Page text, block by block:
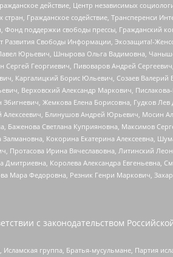
действие, Центр независимых
Гражданское содействие, Трансперенси
поддержки свободы прессы, Гражданский
Развития Свободы Информации, Экозащита!-
Юрьевич, Шнырова Ольга Вадимовна,
Сергей Георгиевич, Пивоваров Андрей
Каргалицкий Борис Юльевич, Созаев Валерий
Верховский Александр Маркович,
Жемкова Елена Борисовна, Гудков
Блинушов Андрей Юрьевич, Мосин
Баженова Светлана Куприяновна, Максимов
Кокорина Екатерина Алексеевна,
Протасова Ирина Вячеславовна, Литинский
Королева Александра Евгеньевна,
Мара Федоровна, Резник Генри Маркович,
с законодательством
группа, Братья-мусульмане, Партия